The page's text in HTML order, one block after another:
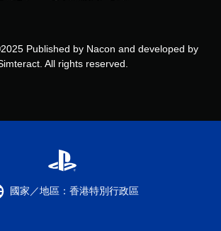
Published by Nacon and developed by
All rights reserved.
國家／地區：香港特別行政區